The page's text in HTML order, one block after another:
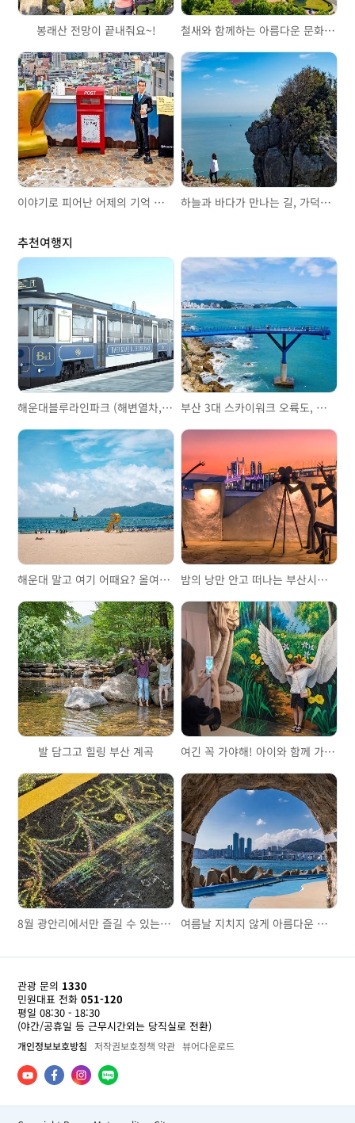
봉래산 전망이 끝내줘요~! 철새와 함께하는 아름다운 문화의 향연, 을숙도
이야기로 피어난 어제의 기억 초량이바구길 하늘과 바다가 만나는 길, 가덕도 연대봉
추천여행지
해운대블루라인파크 (해변열차, 스카이캡슐) 부산 3대 스카이워크 오륙도, 송도, 청사포
해운대 말고 여기 어때요? 올여름 가볼 만한 부산 해수욕장 3곳 밤의 낭만 안고 떠나는 부산시티투어버스 야경투어 브릿지 드라이브
발 담그고 힐링 부산 계곡 여긴 꼭 가야해! 아이와 함께 가기 좋은 곳
8월 광안리에서만 즐길 수 있는 특별한 이벤트 여름날 지치지 않게 아름다운 부산을 즐기는 방법 : 낮부터 밤까지 추천공간 4선
관광 문의 1330
민원대표 전화 051-120
평일 08:30 - 18:30
(야간/공휴일 등 근무시간외는 당직실로 전환)
개인정보보호방침 저작권보호정책 약관 뷰어다운로드